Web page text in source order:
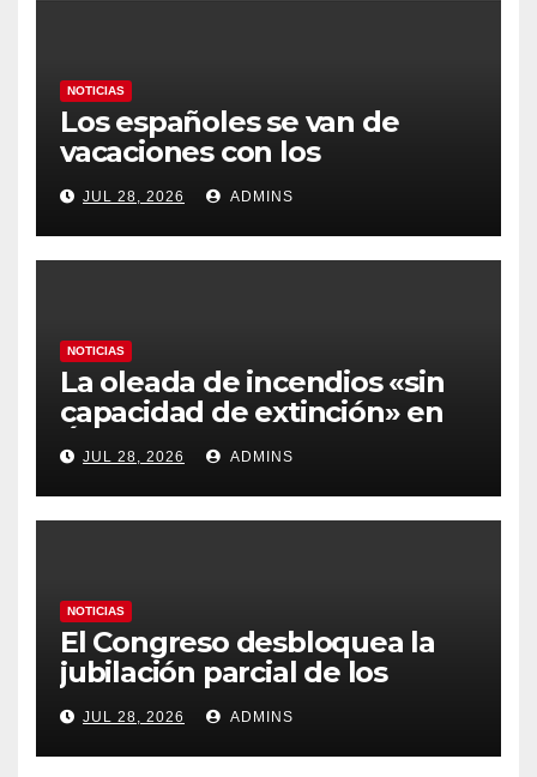
NOTICIAS
Los españoles se van de
vacaciones con los
carburantes hasta un 21%
más caros que el año pasado
y los hoteles disparados
JUL 28, 2026 ADMINS
NOTICIAS
La oleada de incendios «sin
capacidad de extinción» en
Ávila y al oeste de Madrid
obliga a declarar la
emergencia nacional
JUL 28, 2026 ADMINS
NOTICIAS
El Congreso desbloquea la
jubilación parcial de los
trabajadores laborales del
sector público
JUL 28, 2026 ADMINS